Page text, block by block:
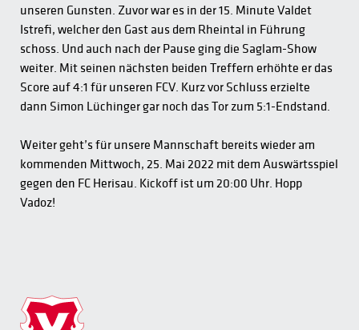
unseren Gunsten. Zuvor war es in der 15. Minute Valdet
Istrefi, welcher den Gast aus dem Rheintal in Führung
schoss. Und auch nach der Pause ging die Saglam-Show
weiter. Mit seinen nächsten beiden Treffern erhöhte er das
Score auf 4:1 für unseren FCV. Kurz vor Schluss erzielte
dann Simon Lüchinger gar noch das Tor zum 5:1-Endstand.
Weiter geht’s für unsere Mannschaft bereits wieder am
kommenden Mittwoch, 25. Mai 2022 mit dem Auswärtsspiel
gegen den FC Herisau. Kickoff ist um 20:00 Uhr. Hopp
Vadoz!